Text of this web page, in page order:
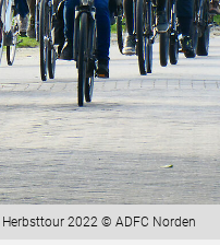
2022 © ADFC Norden